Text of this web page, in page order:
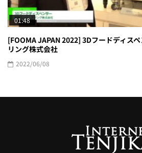
01:48
[FOOMA JAPAN 2022] 3Dフードディス
リング株式会社
2022/06/08